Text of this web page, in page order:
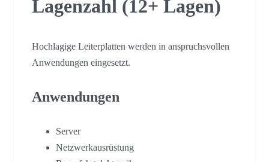
Lagenzahl (12+ Lagen)
Hochlagige Leiterplatten werden in anspruchsvollen
Anwendungen eingesetzt.
Anwendungen
Server
Netzwerkausrüstung